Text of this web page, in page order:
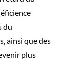
du
ainsi que des
plus